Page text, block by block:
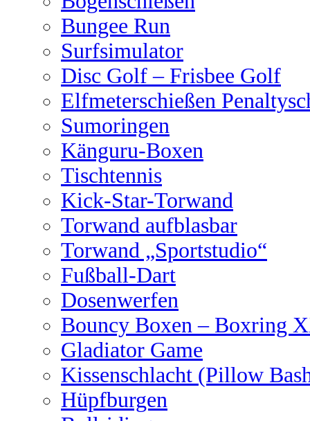
Bungee Run
Surfsimulator
Disc Golf – Frisbee Golf
Elfmeterschießen
Sumoringen
Känguru-Boxen
Tischtennis
Kick-Star-Torwand
Torwand aufblasbar
Torwand „Sportstudio“
Fußball-Dart
Dosenwerfen
Bouncy Boxen – Boxring
Gladiator Game
Kissenschlacht (Pillow
Hüpfburgen